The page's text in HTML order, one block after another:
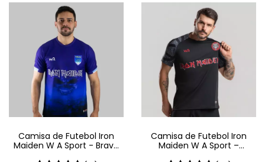
Camisa de Futebol Iron
Maiden W A Sport - Brave
Camisa de Futebol Iron
Maiden W A Sport –